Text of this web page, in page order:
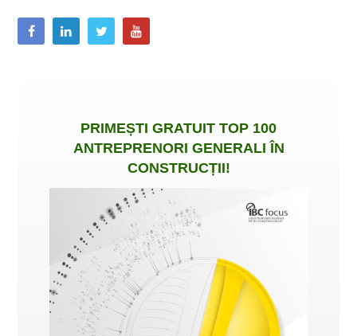
PRIMEȘTI GRATUIT TOP 100
ANTREPRENORI GENERALI ÎN
CONSTRUCȚII!